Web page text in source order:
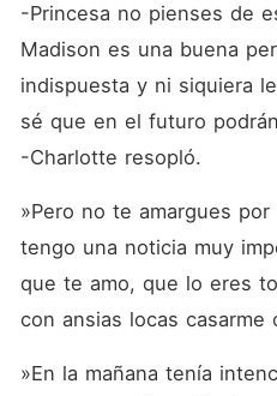
-Princesa no pienses de
Madison es una buena
indispuesta y ni siquiera
sé que en el futuro
-Charlotte resopló.
»Pero no te amargues
tengo una noticia muy
que te amo, que lo eres
con ansias locas
»En la mañana tenía